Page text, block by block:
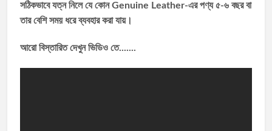
সঠিকভাবে যত্ন নিলে যে কোন Genuine Leather-এর পণ্য ৫-৬ বছর বা
তার বেশি সময় ধরে ব্যবহার করা যায়।
আরো বিস্তারিত দেখুন ভিডিও তে.......